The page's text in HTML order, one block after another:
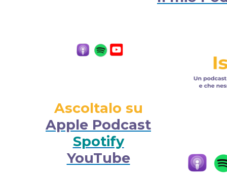
Ascoltalo su
Apple Podcast
Spotify
YouTube